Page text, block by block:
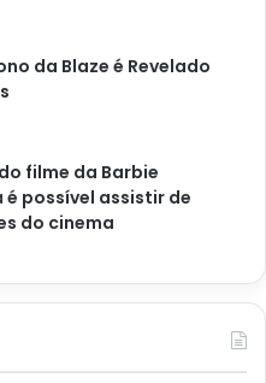
da Blaze é Revelado
filme da Barbie
é possível assistir de
do cinema